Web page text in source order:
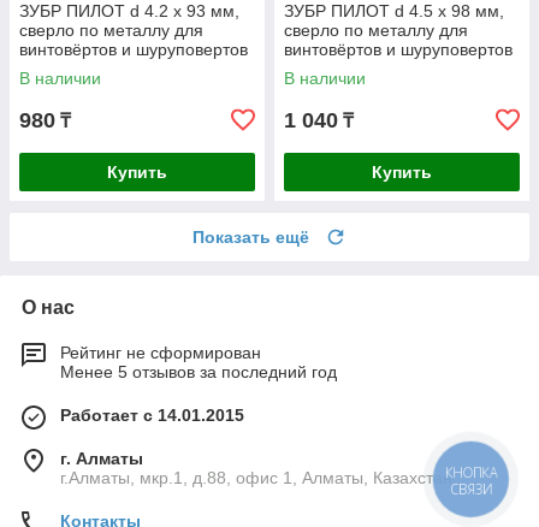
ЗУБР ПИЛОТ d 4.2 х 93 мм,
сверло по металлу для
винтовёртов и шуруповертов
IMPACT READY
Профессионал
В наличии
980 ₸
Купить
ЗУБР ПИЛОТ d 4.5 х 98 мм,
сверло по металлу для
винтовёртов и шуруповертов
IMPACT READY
Профессионал
В наличии
1 040 ₸
Купить
Показать ещё
О нас
Рейтинг не сформирован
Менее 5 отзывов за последний год
Работает с 14.01.2015
г. Алматы
г.Алматы, мкр.1, д.88, офис 1, Алматы, Казахстан
Контакты
КНОПКА
СВЯЗИ